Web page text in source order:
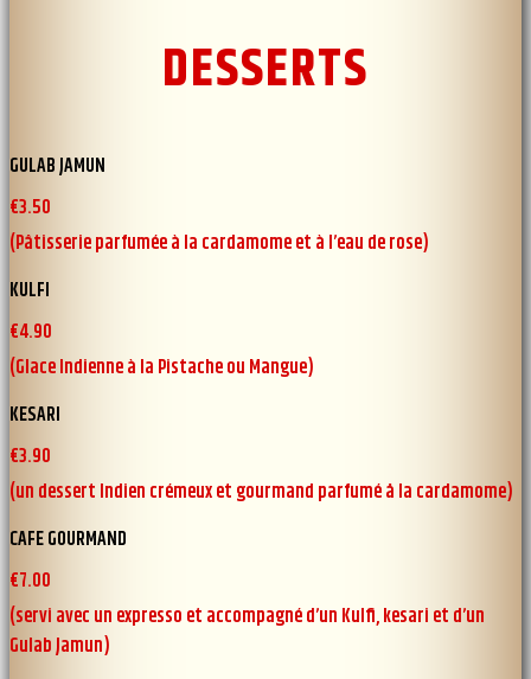
DESSERTS
GULAB JAMUN
€3.50
(Pâtisserie parfumée à la cardamome et à l’eau de rose)
KULFI
€4.90
(Glace Indienne à la Pistache ou Mangue)
KESARI
€3.90
(un dessert Indien crémeux et gourmand parfumé å la cardamome)
CAFE GOURMAND
€7.00
(servi avec un expresso et accompagné d’un Kulfi, kesari et d’un
Gulab Jamun)